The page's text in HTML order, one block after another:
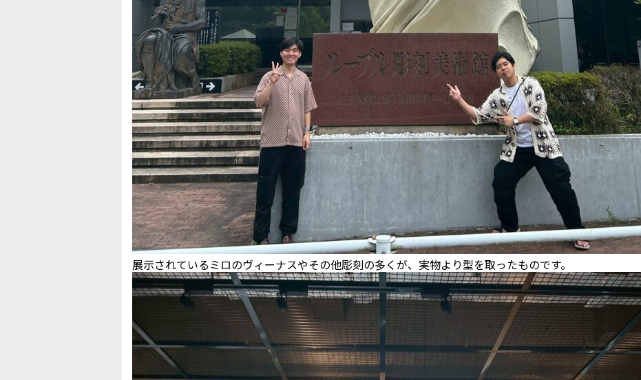
展示されているミロのヴィーナスやその他彫刻の多くが、実物より型を取ったものです。